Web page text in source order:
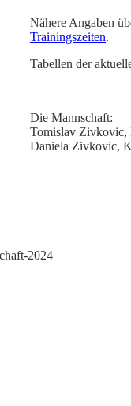
Nähere Angaben
Trainingszeiten.
Tabellen der
Die Mannschaft:
Tomislav Zivkovic,
Daniela Zivkovic,